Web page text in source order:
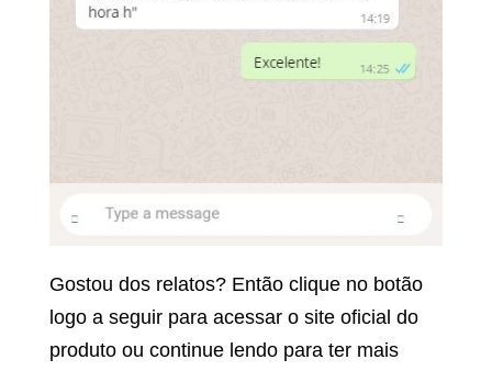
Gostou dos relatos? Então clique no botão
logo a seguir para acessar o site oficial do
produto ou continue lendo para ter mais